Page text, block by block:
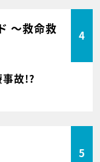
～救命救
4
故!?
5